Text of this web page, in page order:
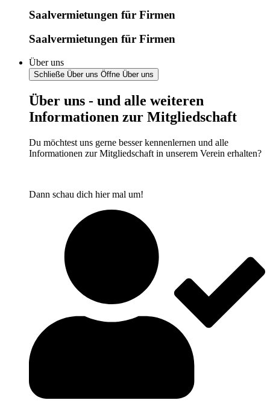
Saalvermietungen für Firmen
Saalvermietungen für Firmen
Über uns
Schließe Über uns Öffne Über uns
Über uns - und alle weiteren
Informationen zur Mitgliedschaft
Du möchtest uns gerne besser kennenlernen und alle
Informationen zur Mitgliedschaft in unserem Verein erhalten?
Dann schau dich hier mal um!